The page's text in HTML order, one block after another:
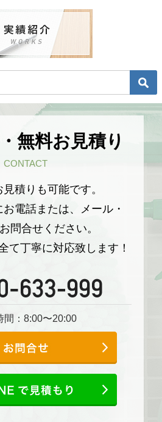
無料お見積り
CONTACT
積りも可能です。
お電話または、メール・
問合せください。
て丁寧に対応致します！
間：8:00〜20:00